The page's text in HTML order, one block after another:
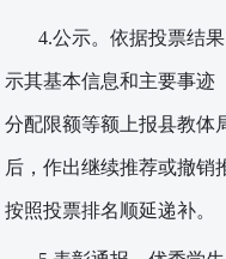
4.公示。依据投票结
示其基本信息和主要事迹
分配限额等额上报县教体
后，作出继续推荐或撤销
按照投票排名顺延递补。